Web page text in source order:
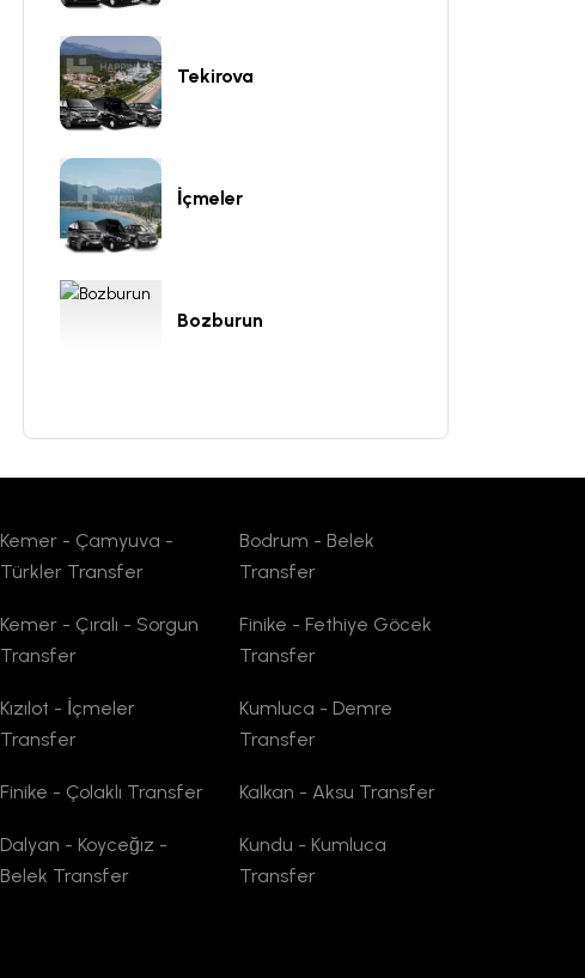
Tekirova
İçmeler
Bozburun
Kemer - Çamyuva -
Türkler Transfer
Kemer - Çıralı - Sorgun
Transfer
Kızılot - İçmeler
Transfer
Finike - Çolaklı Transfer
Dalyan - Koyceğız -
Belek Transfer
Bodrum - Belek
Transfer
Finike - Fethiye Göcek
Transfer
Kumluca - Demre
Transfer
Kalkan - Aksu Transfer
Kundu - Kumluca
Transfer